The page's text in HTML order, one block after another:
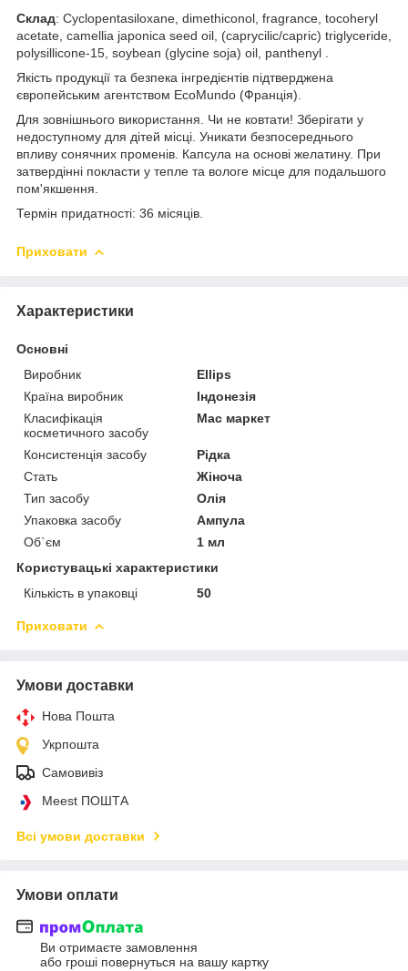
Склад: Cyclopentasiloxane, dimethiconol, fragrance, tocoheryl
acetate, camellia japonica seed oil, (caprycilic/capric) triglyceride,
polysillicone-15, soybean (glycine soja) oil, panthenyl .
Якість продукції та безпека інгредієнтів підтверджена
європейським агентством EcoMundo (Франція).
Для зовнішнього використання. Чи не ковтати! Зберігати у
недоступному для дітей місці. Уникати безпосереднього
впливу сонячних променів. Капсула на основі желатину. При
затвердінні покласти у тепле та вологе місце для подальшого
пом'якшення.
Термін придатності: 36 місяців.
Приховати
Характеристики
Основні
Виробник
Ellips
Країна виробник
Індонезія
Класифікація
косметичного засобу
Мас маркет
Консистенція засобу
Рідка
Стать
Жіноча
Тип засобу
Олія
Упаковка засобу
Ампула
Об`єм
1 мл
Користувацькi характеристики
Кількість в упаковці
50
Приховати
Умови доставки
Нова Пошта
Укрпошта
Самовивіз
Meest ПОШТА
Всі умови доставки
Умови оплати
Ви отримаєте замовлення
або гроші повернуться на вашу картку